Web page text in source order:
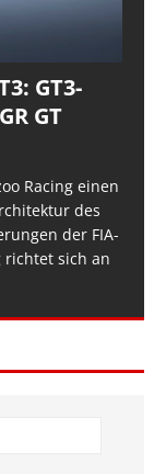
GT3-
GT
Racing einen
des
der FIA-
richtet sich an